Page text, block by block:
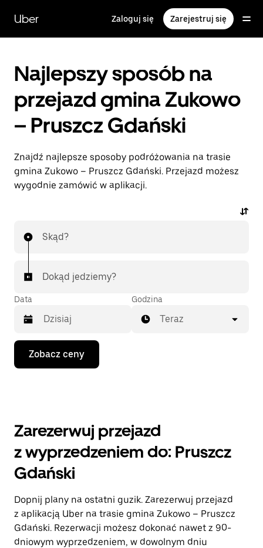
głównej
zawartości
Uber Zaloguj się Zarejestruj się
Najlepszy sposób na
przejazd gmina Zukowo
– Pruszcz Gdański
Znajdź najlepsze sposoby podróżowania na trasie
gmina Zukowo – Pruszcz Gdański. Przejazd możesz
wygodnie zamówić w aplikacji.
Skąd?
Dokąd jedziemy?
Data
Naciśnij
klawisz
strzałki
i wybrać
Naciśnij
klawisz
„Escape”,
zamknąć
kalendarz.
Godzina
Teraz
Zobacz ceny
Zarezerwuj przejazd
z wyprzedzeniem do: Pruszcz
Gdański
Dopnij plany na ostatni guzik. Zarezerwuj przejazd
z aplikacją Uber na trasie gmina Zukowo – Pruszcz
Gdański. Rezerwacji możesz dokonać nawet z 90-
dniowym wyprzedzeniem, w dowolnym dniu